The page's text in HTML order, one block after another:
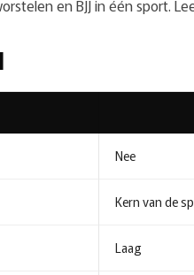
en BJJ in één sport.
Nee
Kern van de
Laag